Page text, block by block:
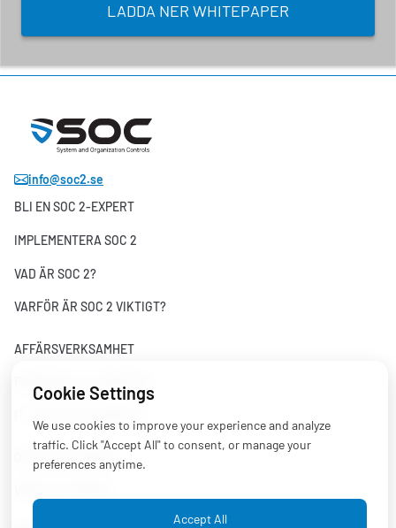
LADDA NER WHITEPAPER
info@soc2.se
BLI EN SOC 2-EXPERT
IMPLEMENTERA SOC 2
VAD ÄR SOC 2?
VARFÖR ÄR SOC 2 VIKTIGT?
AFFÄRSVERKSAMHET
OM PLATTFORMEN
Cookie Settings
We use cookies to improve your experience and analyze
traffic. Click "Accept All" to consent, or manage your
preferences anytime.
Accept All